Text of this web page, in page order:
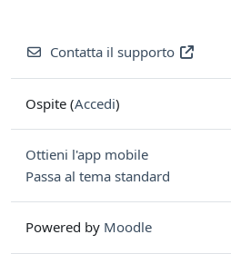
Contatta il supporto
Ospite (Accedi)
Ottieni l'app mobile
Passa al tema standard
Powered by Moodle